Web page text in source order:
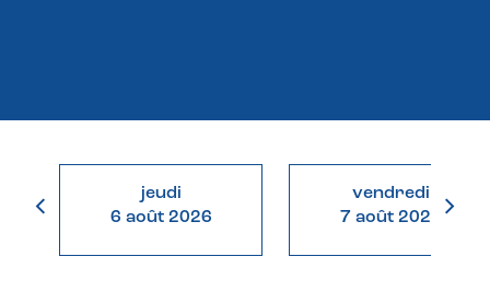
jeudi
6 août 2026
vendredi
7 août 2026